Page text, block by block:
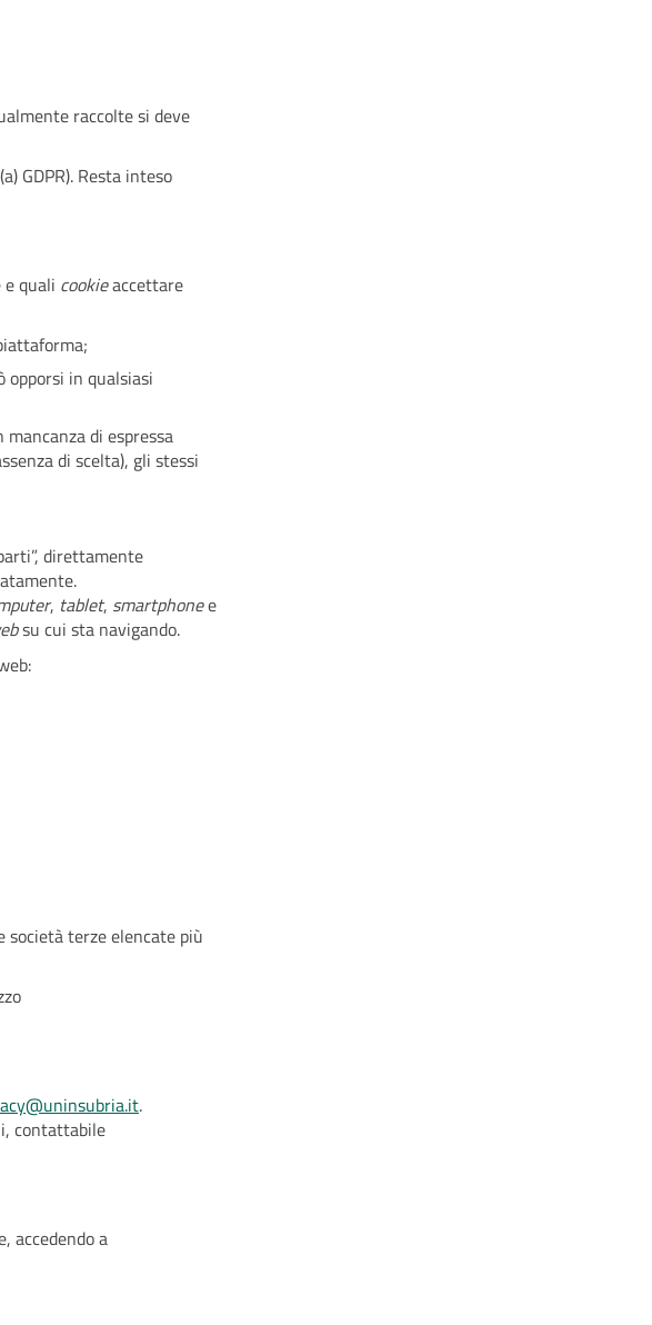
raccolte si deve
GDPR). Resta inteso
quali cookieaccettare
opporsi in qualsiasi
di espressa
di scelta), gli stessi
direttamente
, tablet, smartphonee
su cui sta navigando.
terze elencate più
.
contattabile
accedendo a